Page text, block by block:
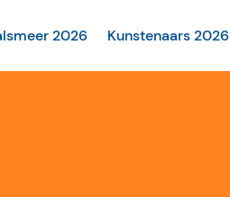
2026 Kunstenaars 2026